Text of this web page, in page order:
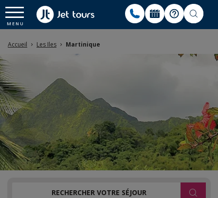
Accueil Les Iles Martinique
RECHERCHER VOTRE SÉJOUR